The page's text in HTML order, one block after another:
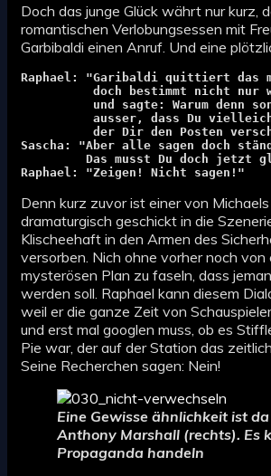
Doch das junge Glück währt nur kurz,
romantischen Verlobungsessen mit
Garbibaldi einen Anruf. Und eine
Raphael: "Garibaldi quittiert das
doch bestimmt nicht nur
und sagte: Warum denn
ausser, dass Du
der Dir den Posten
Sascha: "Aber alle sagen doch
Das musst Du doch jetzt
Raphael: "Zeigen! Nicht sagen!"
Denn kurz zuvor ist einer von
dramaturgisch geschickt in die
Klischeehaft in den Armen des
versorben. Nich ohne vorher noch von
mysterösen Plan zu faseln, dass
werden soll. Raphael kann diesem
weil er die ganze Zeit von
und erst mal googlen muss, ob es
Pie war, der auf der Station das
Seine Recherchen sagen: Nein!
Eine Gewisse ähnlichkeit ist
Anthony Marshall (rechts). Es
Propaganda handeln